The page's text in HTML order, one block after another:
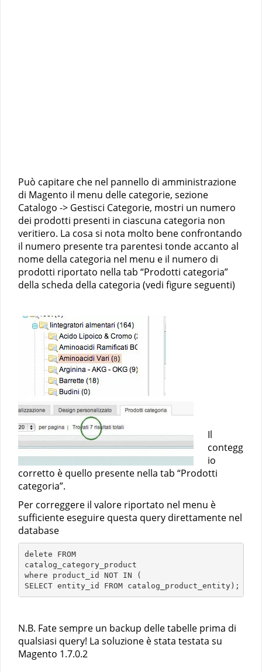
Può capitare che nel pannello di amministrazione
di Magento il menu delle categorie, sezione
Catalogo -> Gestisci Categorie, mostri un numero
dei prodotti presenti in ciascuna categoria non
veritiero. La cosa si nota molto bene confrontando
il numero presente tra parentesi tonde accanto al
nome della categoria nel menu e il numero di
prodotti riportato nella tab “Prodotti categoria”
della scheda della categoria (vedi figure seguenti)
Il
contegg
io
corretto è quello presente nella tab “Prodotti
categoria”.
Per correggere il valore riportato nel menu è
sufficiente eseguire questa query direttamente nel
database
delete FROM
catalog_category_product
where product_id NOT IN (
N.B. Fate sempre un backup delle tabelle prima di
qualsiasi query! La soluzione è stata testata su
Magento 1.7.0.2